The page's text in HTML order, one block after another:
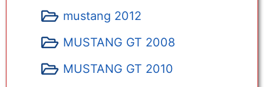
mustang 2012
MUSTANG GT 2008
MUSTANG GT 2010